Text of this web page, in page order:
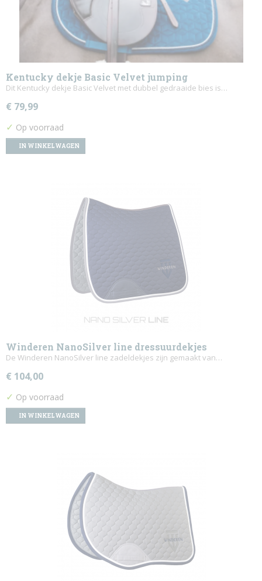
Kentucky dekje Basic Velvet jumping
Dit Kentucky dekje Basic Velvet met dubbel gedraaide bies is…
€ 79,99
✓ Op voorraad
IN WINKELWAGEN
Winderen NanoSilver line dressuurdekjes
De Winderen NanoSilver line zadeldekjes zijn gemaakt van…
€ 104,00
✓ Op voorraad
IN WINKELWAGEN